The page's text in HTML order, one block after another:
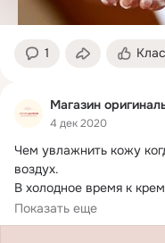
1
Магазин
4 дек 2020
Чем увлажнить кожу
воздух.
В холодное время к
требований, чем обычно.
Показать еще